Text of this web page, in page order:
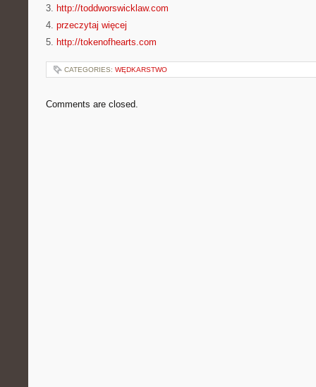
3. http://toddworswicklaw.com
4. przeczytaj więcej
5. http://tokenofhearts.com
CATEGORIES: WĘDKARSTWO
Comments are closed.